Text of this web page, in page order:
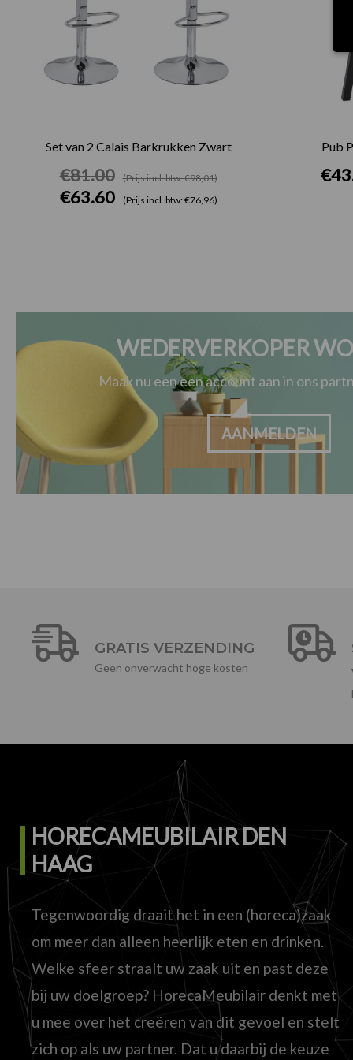
Set van 2 Calais Barkrukken Zwart
€81.00 (Prijs incl. btw: €98,01)
€63.60 (Prijs incl. btw: €76,96)
Pub
€
WEDERVERKOPER
Maak nu een een account aan in ons
AANMELDEN
GRATIS VERZENDING
Geen onverwacht hoge kosten
HORECAMEUBILAIR DEN
HAAG
Tegenwoordig draait het in een (horeca)zaak
om meer dan alleen heerlijk eten en drinken.
Welke sfeer straalt uw zaak uit en past deze
bij uw doelgroep? HorecaMeubilair denkt met
u mee over het creëren van dit gevoel en stelt
zich op als uw partner. Dat u daarbij de keuze